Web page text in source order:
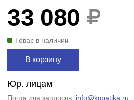
33 080
Товар в наличии
В корзину
Юр. лицам
Почта для запросов: info@kupatika.ru